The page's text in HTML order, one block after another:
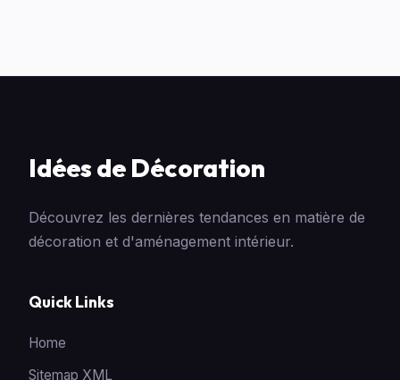
Idées de Décoration
Découvrez les dernières tendances en matière de
décoration et d'aménagement intérieur.
Quick Links
Home
Sitemap XML